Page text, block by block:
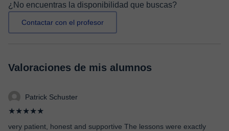
¿No encuentras la disponibilidad que buscas?
Contactar con el profesor
Valoraciones de mis alumnos
Patrick Schuster
★★★★★
very patient, honest and supportive The lessons were exactly